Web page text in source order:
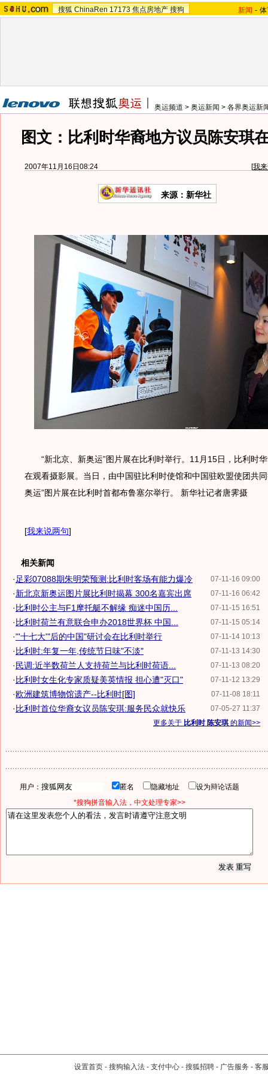
搜狐 ChinaRen 17173 焦点房地产 搜狗 新闻 -
奥运频道 > 奥运新闻 > 各界奥运新
图文：比利时华裔地方议员陈安琪
2007年11月16日08:24 [我
来源：新华社
“新北京、新奥运”图片展在比利时举行。11月15日，比利时
在观看摄影展。当日，由中国驻比利时使馆和中国驻欧盟使团共
奥运”图片展在比利时首都布鲁塞尔举行。 新华社记者唐霁摄
[我来说两句]
相关新闻
07-11-16 09:00
· 足彩07088期朱明荣预测:比利时客场有能力爆冷
07-11-16 06:42
·新北京新奥运图片展比利时揭幕 300名嘉宾出席
07-11-15 16:51
· 比利时公主与F1摩托艇不解缘 痴迷中国历...
07-11-15 05:14
· 比利时荷兰有意联合申办2018世界杯 中国...
07-11-14 10:13
·"'十七大'"后的中国"研讨会在比利时举行
07-11-13 14:30
· 比利时:年复一年,传统节日味"不淡"
07-11-13 08:20
· 民调:近半数荷兰人支持荷兰与比利时荷语...
07-11-12 13:29
· 比利时女生化专家质疑美英情报 担心遭"灭口"
07-11-08 18:11
·欧洲建筑博物馆遗产--比利时[图]
07-05-27 11:37
· 比利时首位华裔女议员陈安琪:服务民众就快乐
更多关于 比利时 陈安琪 的新闻>>
用户： 匿名 隐藏地址
设为辩论话题
*搜狗拼音输入法，中文处理专家>>
设置首页 - 搜狗输入法 - 支付中心 - 搜狐招聘 - 广告服务 - 客